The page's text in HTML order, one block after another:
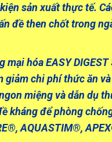
sản xuất thực tế.
đề then chốt trong
hóa EASY
giảm chi phí thức ăn
miệng và dẫn dụ
kháng để phòng
AQUASTIM®,